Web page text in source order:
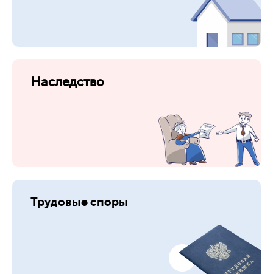
Наследство
Трудовые споры